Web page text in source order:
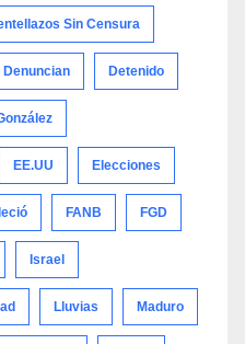
Sin Censura
Denuncian Detenido
EE.UU Elecciones
FANB FGD
Israel
Lluvias Maduro